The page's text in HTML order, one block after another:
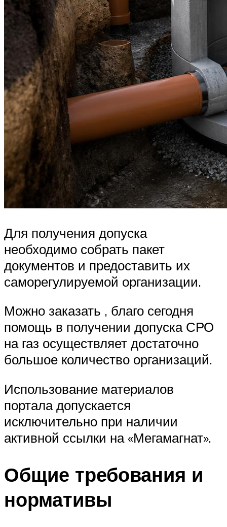
Для получения допуска
необходимо собрать пакет
документов и предоставить их
саморегулируемой организации.
Можно заказать , благо сегодня
помощь в получении допуска СРО
на газ осуществляет достаточно
большое количество организаций.
Использование материалов
портала допускается
исключительно при наличии
активной ссылки на «Мегамагнат».
Общие требования и
нормативы